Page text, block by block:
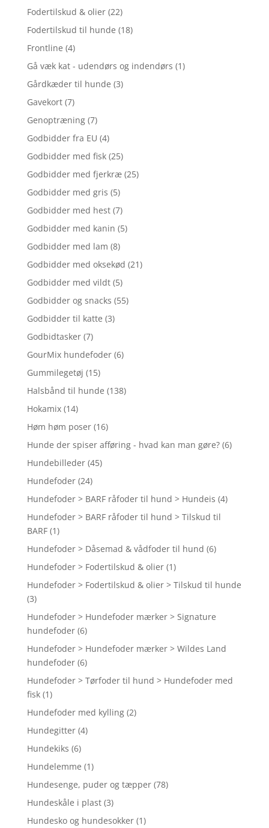
Fodertilskud & olier (22)
Fodertilskud til hunde (18)
Frontline (4)
Gå væk kat - udendørs og indendørs (1)
Gårdkæder til hunde (3)
Gavekort (7)
Genoptræning (7)
Godbidder fra EU (4)
Godbidder med fisk (25)
Godbidder med fjerkræ (25)
Godbidder med gris (5)
Godbidder med hest (7)
Godbidder med kanin (5)
Godbidder med lam (8)
Godbidder med oksekød (21)
Godbidder med vildt (5)
Godbidder og snacks (55)
Godbidder til katte (3)
Godbidtasker (7)
GourMix hundefoder (6)
Gummilegetøj (15)
Halsbånd til hunde (138)
Hokamix (14)
Høm høm poser (16)
Hunde der spiser afføring - hvad kan man gøre? (6)
Hundebilleder (45)
Hundefoder (24)
Hundefoder > BARF råfoder til hund > Hundeis (4)
Hundefoder > BARF råfoder til hund > Tilskud til
BARF (1)
Hundefoder > Dåsemad & vådfoder til hund (6)
Hundefoder > Fodertilskud & olier (1)
Hundefoder > Fodertilskud & olier > Tilskud til hunde
(3)
Hundefoder > Hundefoder mærker > Signature
hundefoder (6)
Hundefoder > Hundefoder mærker > Wildes Land
hundefoder (6)
Hundefoder > Tørfoder til hund > Hundefoder med
fisk (1)
Hundefoder med kylling (2)
Hundegitter (4)
Hundekiks (6)
Hundelemme (1)
Hundesenge, puder og tæpper (78)
Hundeskåle i plast (3)
Hundesko og hundesokker (1)